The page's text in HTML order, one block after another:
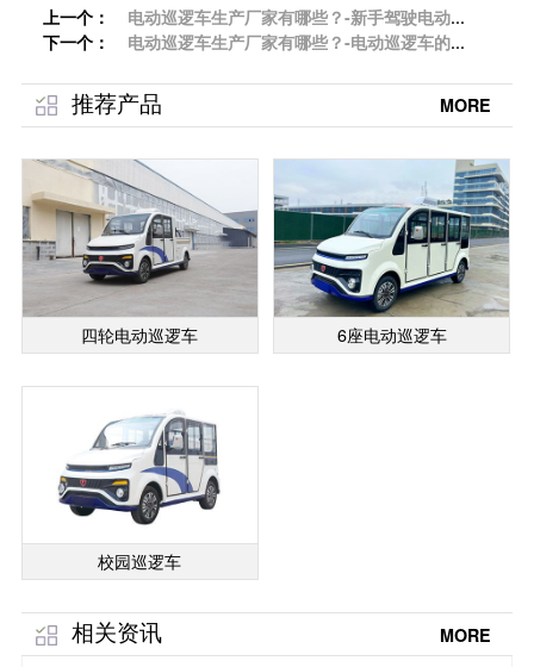
上一个：
电动巡逻车生产厂家有哪些？-新手驾驶电动巡
逻车注意事项「专菱」
下一个：
电动巡逻车生产厂家有哪些？-电动巡逻车的日
推荐产品 MORE
四轮电动巡逻车 6座电动巡逻车
校园巡逻车
相关资讯 MORE